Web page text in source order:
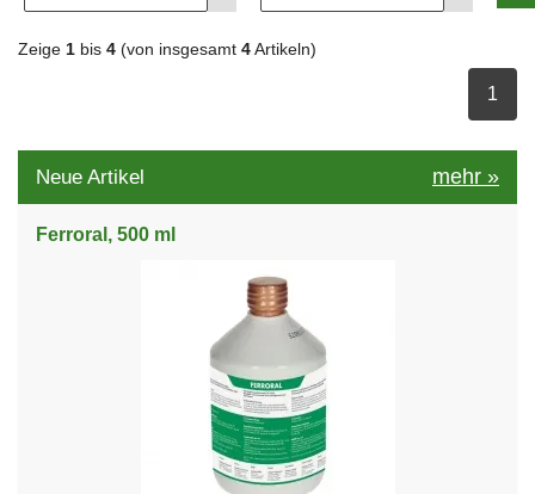
Zeige 1 bis 4 (von insgesamt 4 Artikeln)
1
Neue Artikel mehr »
Ferroral, 500 ml